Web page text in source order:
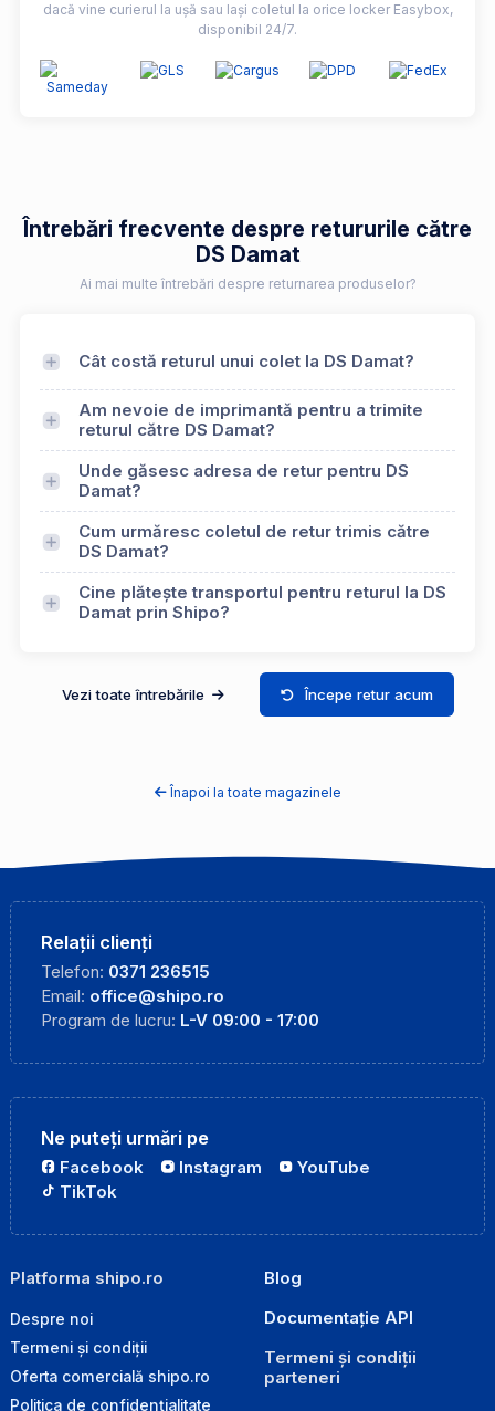
dacă vine curierul la ușă sau lași coletul la orice locker Easybox,
disponibil 24/7.
Întrebări frecvente despre retururile către
DS Damat
Ai mai multe întrebări despre returnarea produselor?
Cât costă returul unui colet la DS Damat?
Am nevoie de imprimantă pentru a trimite
returul către DS Damat?
Unde găsesc adresa de retur pentru DS
Damat?
Cum urmăresc coletul de retur trimis către
DS Damat?
Cine plătește transportul pentru returul la DS
Damat prin Shipo?
Vezi toate întrebările Începe retur acum
Înapoi la toate magazinele
Relații clienți
Telefon: 0371 236515
Email: office@shipo.ro
Program de lucru: L-V 09:00 - 17:00
Ne puteți urmări pe
Facebook Instagram
YouTube
TikTok
Platforma shipo.ro
Despre noi
Termeni și condiții
Oferta comercială shipo.ro
Politica de confidențialitate
Blog
Documentație API
Termeni și condiții
parteneri